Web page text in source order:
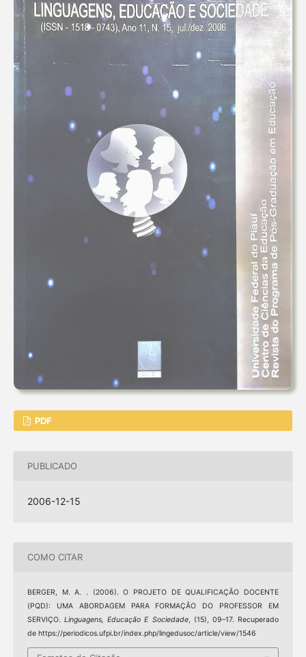
PDF
PUBLICADO
2006-12-15
COMO CITAR
BERGER, M. A. . (2006). O PROJETO DE QUALIFICAÇÃO DOCENTE
(PQD): UMA ABORDAGEM PARA FORMAÇÃO DO PROFESSOR EM
SERVIÇO.Linguagens, Educação E Sociedade, (15), 09–17. Recuperado
de https://periodicos.ufpi.br/index.php/lingedusoc/article/view/1546